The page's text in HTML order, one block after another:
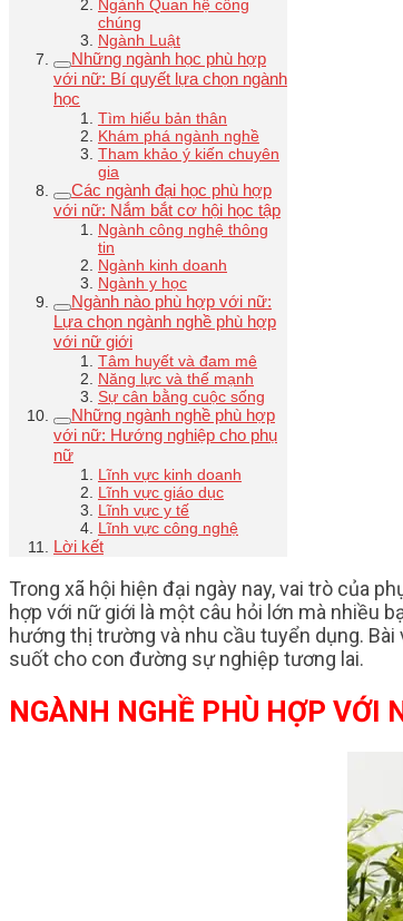
Ngành Quan hệ công
chúng
Ngành Luật
Những ngành học phù hợp
với nữ: Bí quyết lựa chọn ngành
học
Tìm hiểu bản thân
Khám phá ngành nghề
Tham khảo ý kiến chuyên
gia
Các ngành đại học phù hợp
với nữ: Nắm bắt cơ hội học tập
Ngành công nghệ thông
tin
Ngành kinh doanh
Ngành y học
Ngành nào phù hợp với nữ:
Lựa chọn ngành nghề phù hợp
với nữ giới
Tâm huyết và đam mê
Năng lực và thế mạnh
Sự cân bằng cuộc sống
Những ngành nghề phù hợp
với nữ: Hướng nghiệp cho phụ
nữ
Lĩnh vực kinh doanh
Lĩnh vực giáo dục
Lĩnh vực y tế
Lĩnh vực công nghệ
Lời kết
Trong xã hội hiện đại ngày nay, vai trò của
hợp với nữ giới là một câu hỏi lớn mà nhiều
hướng thị trường và nhu cầu tuyển dụng.
suốt cho con đường sự nghiệp tương lai.
NGÀNH NGHỀ PHÙ HỢP VỚI